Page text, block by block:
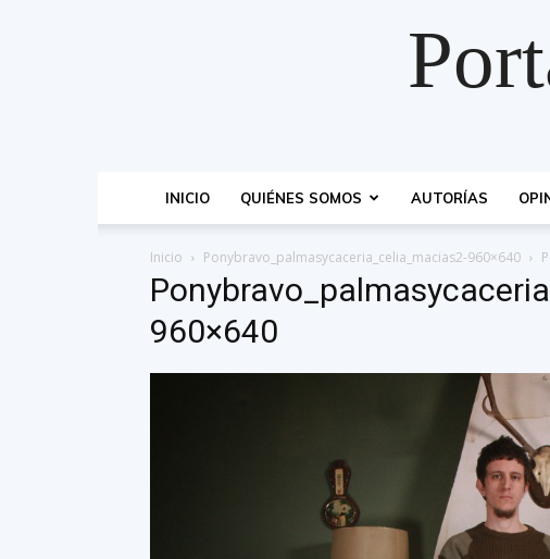
INICIO QUIÉNES SOMOS AUTORÍAS
Inicio Ponybravo_palmasycaceria_celia_macias2-960×640
960×640